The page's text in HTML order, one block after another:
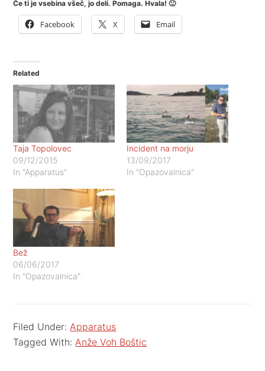
Če ti je vsebina všeč, jo deli. Pomaga. Hvala! 🙂
Facebook X Email
Related
Taja Topolovec
09/12/2015
In "Apparatus"
Incident na morju
13/09/2017
In "Opazovalnica"
Bež
06/06/2017
In "Opazovalnica"
Filed Under:Apparatus
Tagged With:Anže Voh Boštic